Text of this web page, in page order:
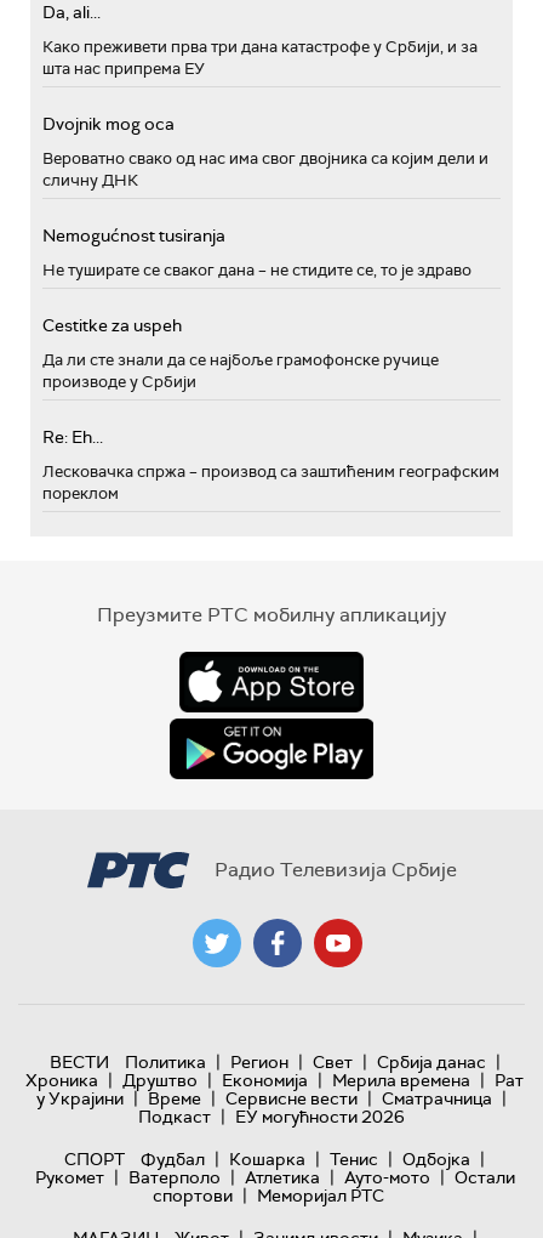
Da, ali...
Како преживети прва три дана катастрофе у Србији, и за
шта нас припрема ЕУ
Dvojnik mog oca
Вероватно свако од нас има свог двојника са којим дели и
сличну ДНК
Nemogućnost tusiranja
Не туширате се сваког дана – не стидите се, то је здраво
Cestitke za uspeh
Да ли сте знали да се најбоље грамофонске ручице
производе у Србији
Re: Eh...
Лесковачка спржа – производ са заштићеним географским
пореклом
Преузмите РТС мобилну апликацију
Радио Телевизија Србије
ВЕСТИ Политика | Регион | Свет | Србија данас |
Хроника | Друштво | Економија | Мерила времена | Рат
у Украјини | Време | Сервисне вести | Сматрачница |
Подкаст | ЕУ могућности 2026
СПОРТ
Фудбал | Кошарка | Тенис | Одбојка |
Рукомет | Ватерполо | Атлетика | Ауто-мото | Остали
спортови | Меморијал РТС